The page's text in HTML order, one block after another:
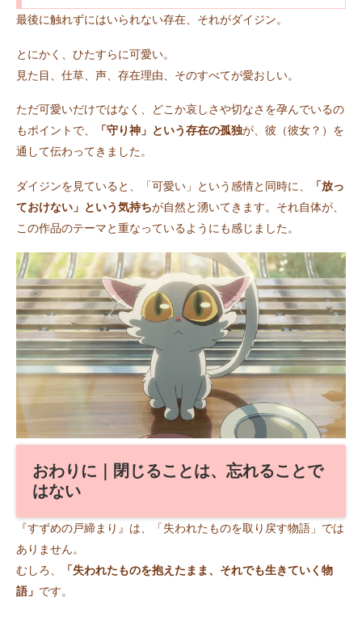
最後に触れずにはいられない存在、それがダイジン。
とにかく、ひたすらに可愛い。
見た目、仕草、声、存在理由、そのすべてが愛おしい。
ただ可愛いだけではなく、どこか哀しさや切なさを孕んでいるの
もポイントで、
「守り神」という存在の孤独が、彼（彼女？）を
通して伝わってきました。
ダイジンを見ていると、「可愛い」という感情と同時に、
「放っ
ておけない」という気持ちが自然と湧いてきます。それ自体が、
この作品のテーマと重なっているようにも感じました。
おわりに｜閉じることは、忘れることで
はない
『すずめの戸締まり』は、「失われたものを取り戻す物語」では
ありません。
むしろ、
「失われたものを抱えたまま、それでも生きていく物
語」 です。